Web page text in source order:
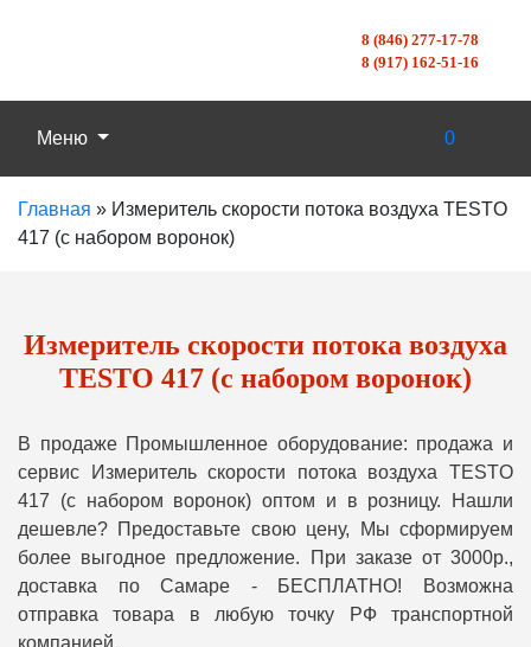
8 (846) 277-17-78
8 (917) 162-51-16
Меню 0
Главная » Измеритель скорости потока воздуха TESTO
417 (с набором воронок)
Измеритель скорости потока воздуха
TESTO 417 (с набором воронок)
В продаже Промышленное оборудование: продажа и
сервис Измеритель скорости потока воздуха TESTO
417 (с набором воронок) оптом и в розницу. Нашли
дешевле? Предоставьте свою цену, Мы сформируем
более выгодное предложение. При заказе от 3000р.,
доставка по Самаре - БЕСПЛАТНО! Возможна
отправка товара в любую точку РФ транспортной
компанией.